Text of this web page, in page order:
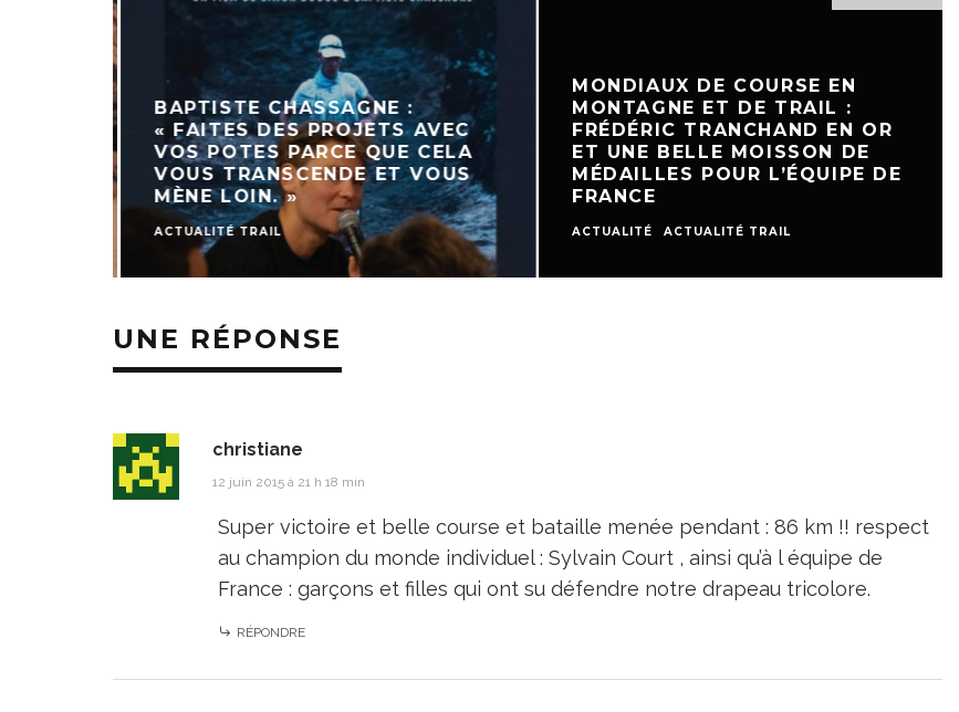
BAPTISTE CHASSAGNE :
« FAITES DES PROJETS AVEC
VOS POTES PARCE QUE CELA
VOUS TRANSCENDE ET VOUS
MÈNE LOIN. »
ACTUALITÉ TRAIL
MONDIAUX DE COURSE EN
MONTAGNE ET DE TRAIL :
FRÉDÉRIC TRANCHAND EN OR
ET UNE BELLE MOISSON DE
MÉDAILLES POUR L’ÉQUIPE DE
FRANCE
ACTUALITÉ ACTUALITÉ TRAIL
UNE RÉPONSE
christiane
12 juin 2015 à 21 h 18 min
Super victoire et belle course et bataille menée pendant : 86 km !! respect
au champion du monde individuel : Sylvain Court , ainsi qu’à l équipe de
France : garçons et filles qui ont su défendre notre drapeau tricolore.
RÉPONDRE